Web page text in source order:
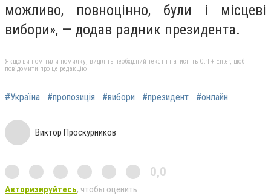
можливо, повноцінно, були і місцеві
вибори», — додав радник президента.
Якщо ви помітили помилку, виділіть необхідний текст і натисніть Ctrl + Enter, щоб
повідомити про це редакцію
#Україна #пропозиція #вибори #президент #онлайн
Виктор Проскурников
0,0
Авторизируйтесь, чтобы оценить